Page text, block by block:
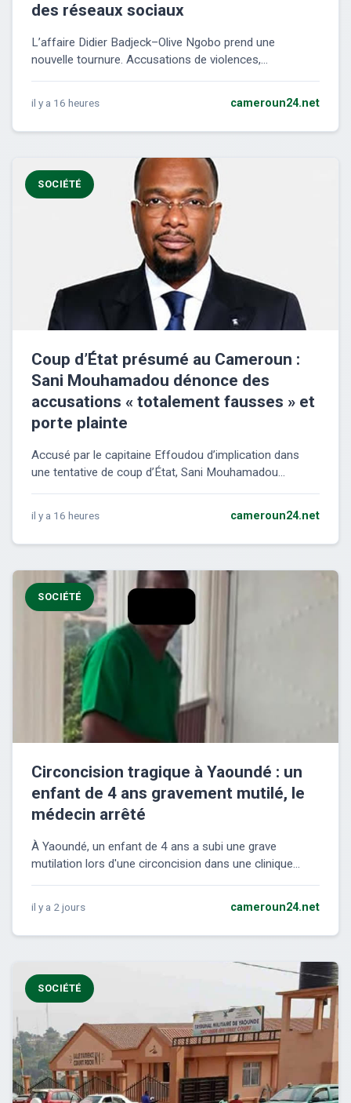
des réseaux sociaux
L’affaire Didier Badjeck–Olive Ngobo prend une
nouvelle tournure. Accusations de violences,...
il y a 16 heures cameroun24.net
SOCIÉTÉ
Coup d’État présumé au Cameroun :
Sani Mouhamadou dénonce des
accusations « totalement fausses » et
porte plainte
Accusé par le capitaine Effoudou d’implication dans
une tentative de coup d’État, Sani Mouhamadou...
il y a 16 heures cameroun24.net
SOCIÉTÉ
Circoncision tragique à Yaoundé : un
enfant de 4 ans gravement mutilé, le
médecin arrêté
À Yaoundé, un enfant de 4 ans a subi une grave
mutilation lors d'une circoncision dans une clinique...
il y a 2 jours cameroun24.net
SOCIÉTÉ